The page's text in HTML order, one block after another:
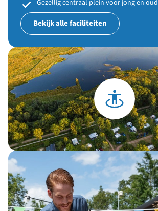
Gezellig centraal plein voor jong en oud
Bekijk alle faciliteiten